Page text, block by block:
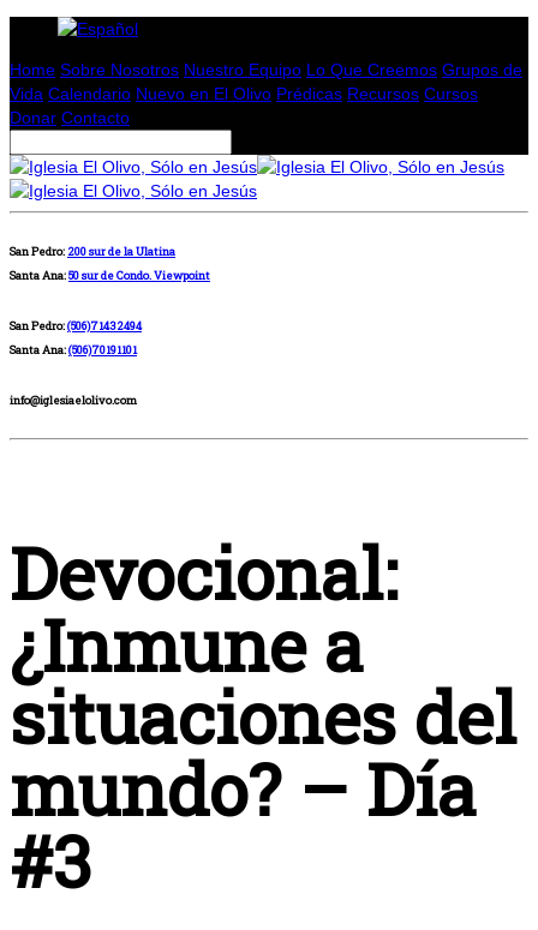
Home Sobre Nosotros Nuestro Equipo Lo Que Creemos Grupos de
Vida Calendario Nuevo en El Olivo Prédicas Recursos Cursos
Donar Contacto
San Pedro: 200 sur de la Ulatina
Santa Ana:50 sur de Condo. Viewpoint
San Pedro:(506)71432494
Santa Ana:(506)70191101
info@iglesiaelolivo.com
Devocional:
¿Inmune a
situaciones del
mundo? – Día
#3